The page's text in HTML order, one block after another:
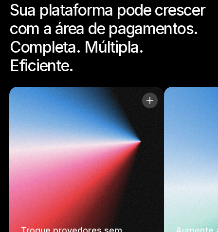
Sua plataforma pode crescer
com a área de pagamentos.
Completa. Múltipla.
Eficiente.